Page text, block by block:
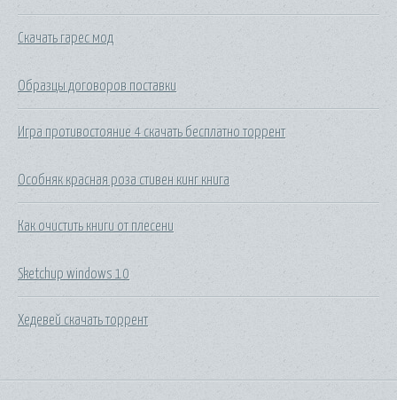
Скачать гарес мод
Образцы договоров поставки
Игра противостояние 4 скачать бесплатно торрент
Особняк красная роза стивен кинг книга
Как очистить книги от плесени
Sketchup windows 10
Хедевей скачать торрент